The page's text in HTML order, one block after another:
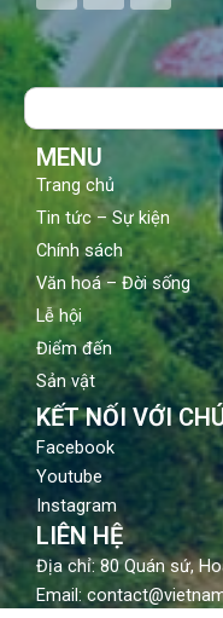
c
e
b
o
u
t
u
b
s
a
g
Search
MENU
Trang chủ
Tin tức – Sự kiện
Chính sách
Văn hoá – Đời sống
Lễ hội
Điểm đến
Sản vật
KẾT NỐI VỚI
Facebook
Youtube
Instagram
LIÊN HỆ
Địa chỉ: 80 Quán sứ,
Email: